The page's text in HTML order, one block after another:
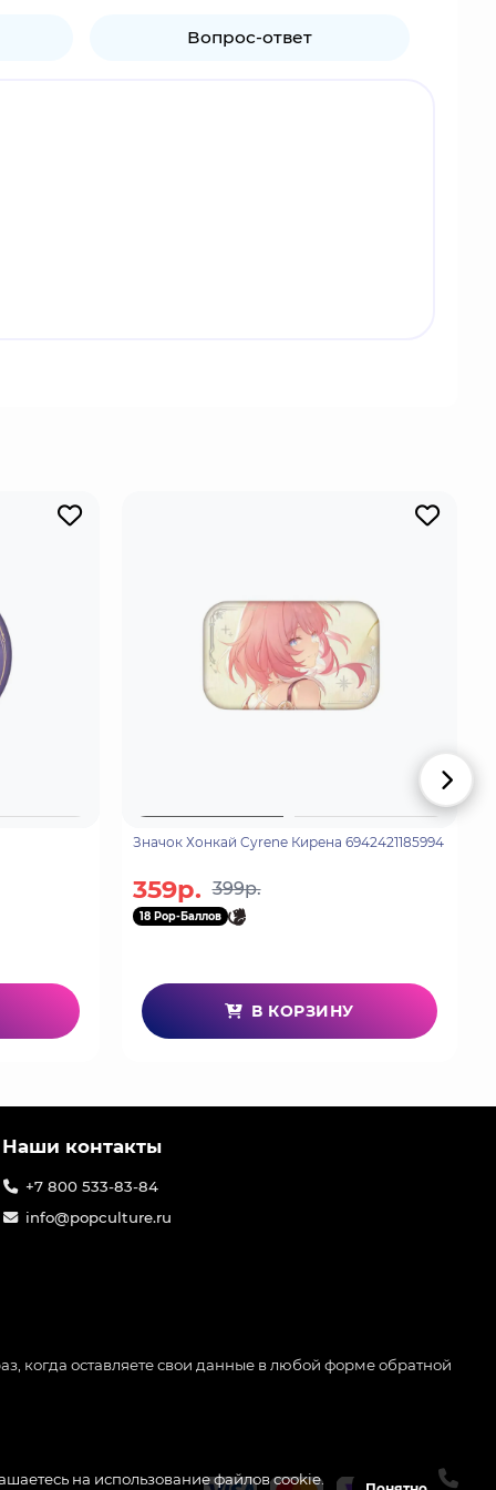
Вопрос-ответ
он может играть роль основного дамагера,
количество лицензионного мерча по игре:
Значок Хонкай Cyrene Кирена 6942421185994
359р. 399р.
18 Pop-Баллов
В КОРЗИНУ
на использование файлов cookie.
Наши контакты
+7 800 533-83-84
info@popculture.ru
когда оставляете свои данные в любой форме обратной